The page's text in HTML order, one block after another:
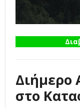
Διήμερο
στο